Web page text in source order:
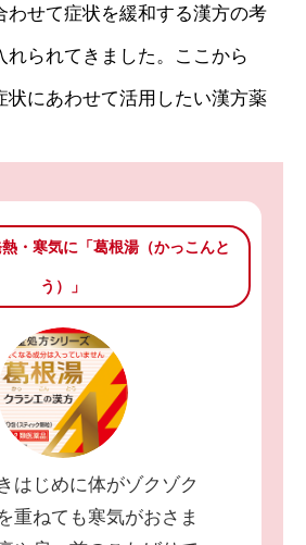
わせて症状を緩和する漢方の考
れられてきました。ここから
状にあわせて活用したい漢方薬
・寒気に「葛根湯（かっこんと
う）」
はじめに体がゾクゾク
重ねても寒気がおさま